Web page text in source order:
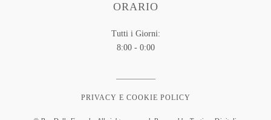
ORARIO
Tutti i Giorni:
8:00 - 0:00
PRIVACY E COOKIE POLICY